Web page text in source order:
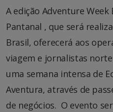
A edição Adventure
Pantanal , que será
Brasil, oferecerá aos
viagem e jornalistas
uma semana intensa de
Aventura, através de
de negócios. O evento